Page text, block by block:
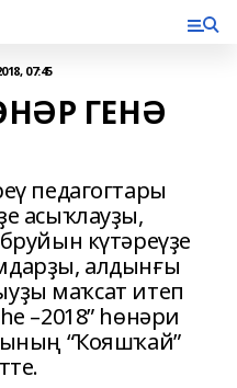
07:45
ГЕНӘ
педагогтары
асыҡлауҙы,
күтәреүҙе
алдынғы
маҡсат итеп
–2018” һөнәри
“Ҡояшҡай”